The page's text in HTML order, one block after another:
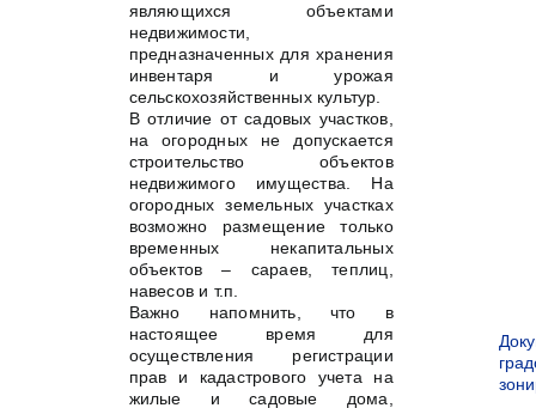
являющихся объектами
недвижимости,
предназначенных для хранения
инвентаря и урожая
сельскохозяйственных культур.
В отличие от садовых участков,
на огородных не допускается
строительство объектов
недвижимого имущества. На
огородных земельных участках
возможно размещение только
временных некапитальных
объектов – сараев, теплиц,
навесов и т.п.
Важно напомнить, что в
настоящее время для
осуществления регистрации
прав и кадастрового учета на
жилые и садовые дома,